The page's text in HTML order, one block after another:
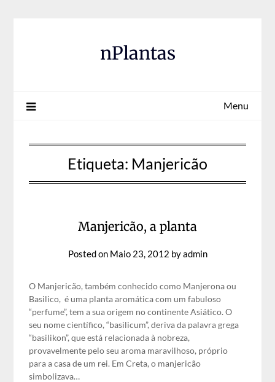
nPlantas
Menu
Etiqueta: Manjericão
Manjericão, a planta
Posted on Maio 23, 2012 byadmin
O Manjericão, também conhecido como Manjerona ou
Basilico, é uma planta aromática com um fabuloso
“perfume”, tem a sua origem no continente Asiático. O
seu nome científico, “basilicum”, deriva da palavra grega
“basilikon”, que está relacionada à nobreza,
provavelmente pelo seu aroma maravilhoso, próprio
para a casa de um rei. Em Creta, o manjericão
simbolizava…